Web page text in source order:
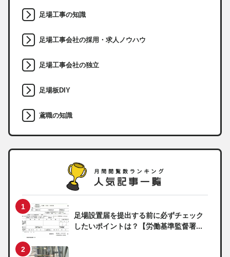
足場工事の知識
足場工事会社の採用・求人ノウハウ
足場工事会社の独立
足場板DIY
鳶職の知識
足場設置届を提出する前に必ずチェック
したいポイントは？【労働基準監督署...